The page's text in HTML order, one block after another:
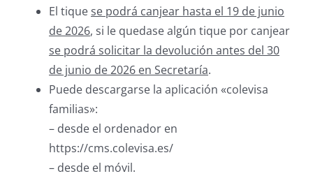
El tiquese podrá canjear hasta el 19 de junio
de 2026, si le quedase algún tique por canjear
se podrá solicitar la devolución antes del 30
de junio de 2026 en Secretaría.
Puede descargarse la aplicación «colevisa
familias»:
– desde el ordenador en
https://cms.colevisa.es/
– desde el móvil.